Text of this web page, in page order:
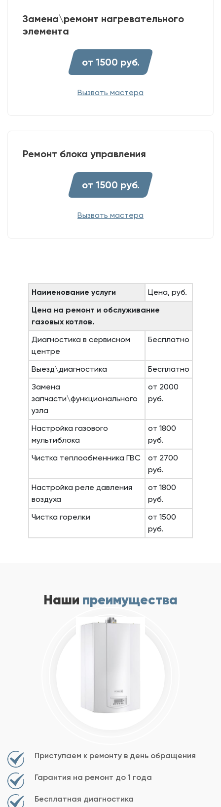
Замена\ремонт нагревательного
элемента
от 1500 руб.
Вызвать мастера
Ремонт блока управления
от 1500 руб.
Вызвать мастера
Наименование услуги
Цена, руб.
Цена на ремонт и обслуживание
газовых котлов.
Диагностика в сервисном
центре
Бесплатно
Выезд\диагностика
Бесплатно
Замена
запчасти\функционального
узла
от 2000
руб.
Настройка газового
мультиблока
от 1800
руб.
Чистка теплообменника ГВС
от 2700
руб.
Настройка реле давления
воздуха
от 1800
руб.
Чистка горелки
от 1500
руб.
Наши преимущества
Приступаем к ремонту в день обращения
Гарантия на ремонт до 1 года
Бесплатная диагностика